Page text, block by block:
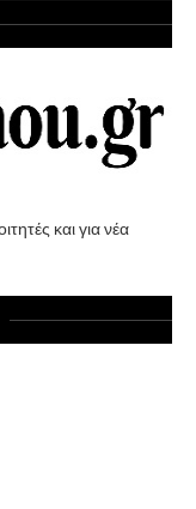
και για νέα